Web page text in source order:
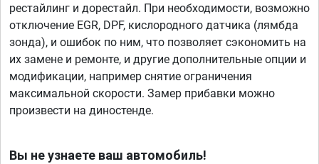
рестайлинг и дорестайл. При необходимости, возможно
отключение EGR, DPF, кислородного датчика (лямбда
зонда), и ошибок по ним, что позволяет сэкономить на
их замене и ремонте, и другие дополнительные опции и
модификации, например снятие ограничения
максимальной скорости. Замер прибавки можно
произвести на диностенде.
Вы не узнаете ваш автомобиль!